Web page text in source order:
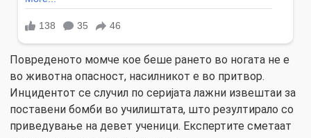
Повреденото момче кое беше рането во ногата не е
во животна опасност, насилникот е во притвор.
Инцидентот се случил по серијата лажни извештаи за
поставени бомби во училиштата, што резултирало со
приведување на девет ученици. Експертите сметаат